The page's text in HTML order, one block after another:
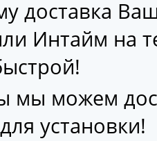
доставка
Интайм на
мы можем
установки!